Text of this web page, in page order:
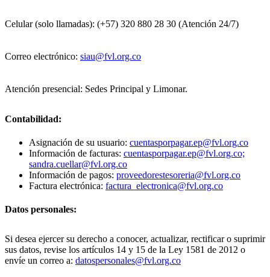
Celular (solo llamadas): (+57) 320 880 28 30 (Atención 24/7)
Correo electrónico: siau@fvl.org.co
Atención presencial: Sedes Principal y Limonar.
Contabilidad:
Asignación de su usuario: cuentasporpagar.ep@fvl.org.co
Información de facturas: cuentasporpagar.ep@fvl.org.co;
sandra.cuellar@fvl.org.co
Información de pagos: proveedorestesoreria@fvl.org.co
Factura electrónica: factura_electronica@fvl.org.co
Datos personales:
Si desea ejercer su derecho a conocer, actualizar, rectificar o suprimir
sus datos, revise los artículos 14 y 15 de la Ley 1581 de 2012 o
envíe un correo a: datospersonales@fvl.org.co